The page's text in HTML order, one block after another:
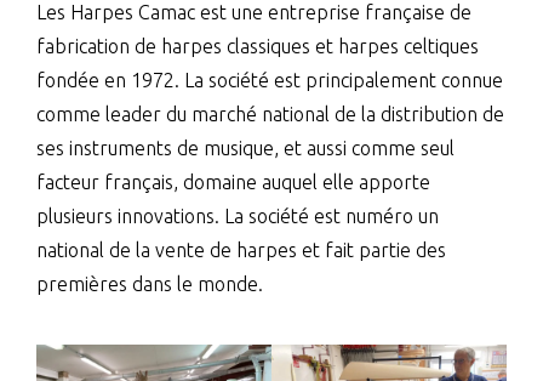
Les Harpes Camac est une entreprise française de
fabrication de harpes classiques et harpes celtiques
fondée en 1972. La société est principalement connue
comme leader du marché national de la distribution de
ses instruments de musique, et aussi comme seul
facteur français, domaine auquel elle apporte
plusieurs innovations. La société est numéro un
national de la vente de harpes et fait partie des
premières dans le monde.